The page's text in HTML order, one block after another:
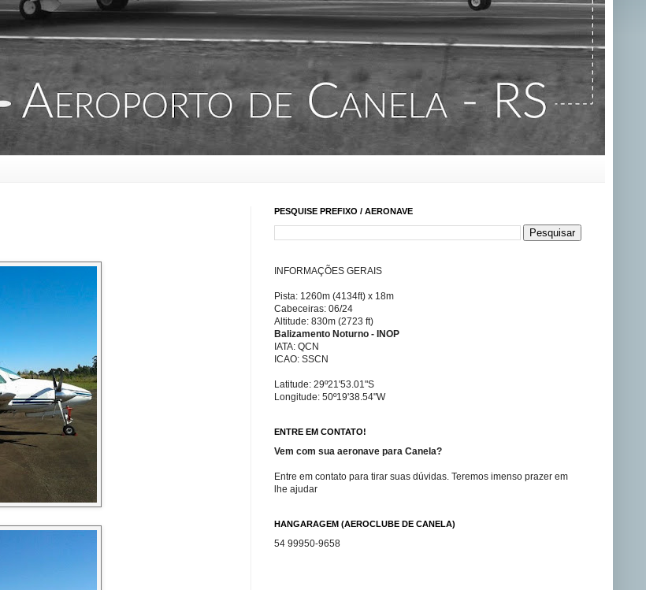
PESQUISE PREFIXO / AERONAVE
INFORMAÇÕES GERAIS
Pista: 1260m (4134ft) x 18m
Cabeceiras: 06/24
Altitude: 830m (2723 ft)
Balizamento Noturno - INOP
IATA: QCN
ICAO: SSCN
Latitude: 29º21'53.01"S
Longitude: 50º19'38.54"W
ENTRE EM CONTATO!
Vem com sua aeronave para Canela?
Entre em contato para tirar suas dúvidas. Teremos imenso prazer em
lhe ajudar
HANGARAGEM (AEROCLUBE DE CANELA)
54 99950-9658